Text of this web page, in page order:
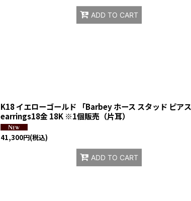
ADD TO CART
K18 イエローゴールド 「Barbey ホース スタッド ピアス
earrings18金 18K ※1個販売（片耳）
41,300円(税込)
ADD TO CART